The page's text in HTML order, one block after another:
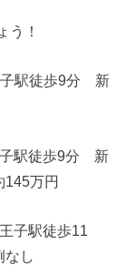
う！
駅徒歩9分 新
駅徒歩9分 新
万円
子駅徒歩11
なし